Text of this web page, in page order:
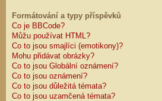
Formátování a typy příspěvků
Co je BBCode?
Můžu používat HTML?
Co to jsou smajlíci (emotikony)?
Mohu přidávat obrázky?
Co to jsou Globální oznámení?
Co to jsou oznámení?
Co to jsou důležitá témata?
Co to jsou uzamčená témata?